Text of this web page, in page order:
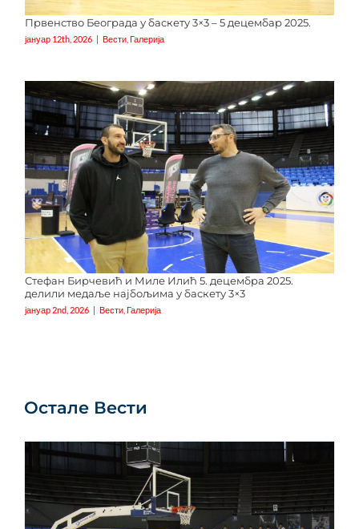
Првенство Београда у баскету 3×3 – 5 децембар 2025.
јануар 12th, 2026 Вести Галерија
Стефан Бирчевић и Миле Илић 5. децембра 2025.
делили медаље најбољима у баскету 3×3
јануар 2nd, 2026 Вести Галерија
Остале Вести